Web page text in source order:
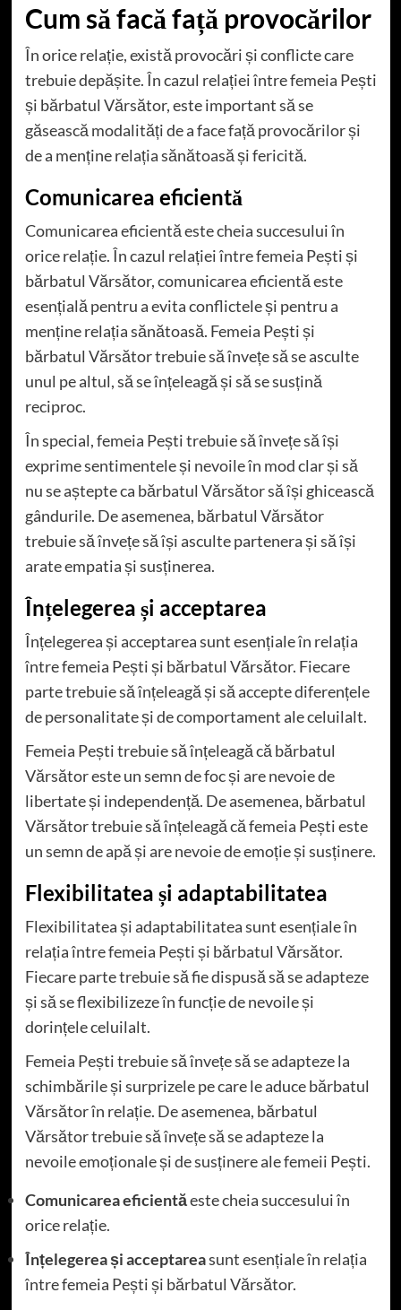
Cum să facă față provocărilor
În orice relație, există provocări și conflicte care
trebuie depășite. În cazul relației între femeia Pești
și bărbatul Vărsător, este important să se
găsească modalități de a face față provocărilor și
de a menține relația sănătoasă și fericită.
Comunicarea eficientă
Comunicarea eficientă este cheia succesului în
orice relație. În cazul relației între femeia Pești și
bărbatul Vărsător, comunicarea eficientă este
esențială pentru a evita conflictele și pentru a
menține relația sănătoasă. Femeia Pești și
bărbatul Vărsător trebuie să învețe să se asculte
unul pe altul, să se înțeleagă și să se susțină
reciproc.
În special, femeia Pești trebuie să învețe să își
exprime sentimentele și nevoile în mod clar și să
nu se aștepte ca bărbatul Vărsător să își ghicească
gândurile. De asemenea, bărbatul Vărsător
trebuie să învețe să își asculte partenera și să își
arate empatia și susținerea.
Înțelegerea și acceptarea
Înțelegerea și acceptarea sunt esențiale în relația
între femeia Pești și bărbatul Vărsător. Fiecare
parte trebuie să înțeleagă și să accepte diferențele
de personalitate și de comportament ale celuilalt.
Femeia Pești trebuie să înțeleagă că bărbatul
Vărsător este un semn de foc și are nevoie de
libertate și independență. De asemenea, bărbatul
Vărsător trebuie să înțeleagă că femeia Pești este
un semn de apă și are nevoie de emoție și susținere.
Flexibilitatea și adaptabilitatea
Flexibilitatea și adaptabilitatea sunt esențiale în
relația între femeia Pești și bărbatul Vărsător.
Fiecare parte trebuie să fie dispusă să se adapteze
și să se flexibilizeze în funcție de nevoile și
dorințele celuilalt.
Femeia Pești trebuie să învețe să se adapteze la
schimbările și surprizele pe care le aduce bărbatul
Vărsător în relație. De asemenea, bărbatul
Vărsător trebuie să învețe să se adapteze la
nevoile emoționale și de susținere ale femeii Pești.
Comunicarea eficientăeste cheia succesului în
orice relație.
Înțelegerea și acceptareasunt esențiale în relația
între femeia Pești și bărbatul Vărsător.